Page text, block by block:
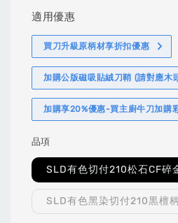
適用優惠
買刀升級原柄材享折扣優惠
加購公版磁吸貼絨刀鞘 (請對應木
加購享20%優惠-買主廚牛刀加購
品項
SLD有色切付210松石CF碎
SLD有色黑染切付210黒檀柄